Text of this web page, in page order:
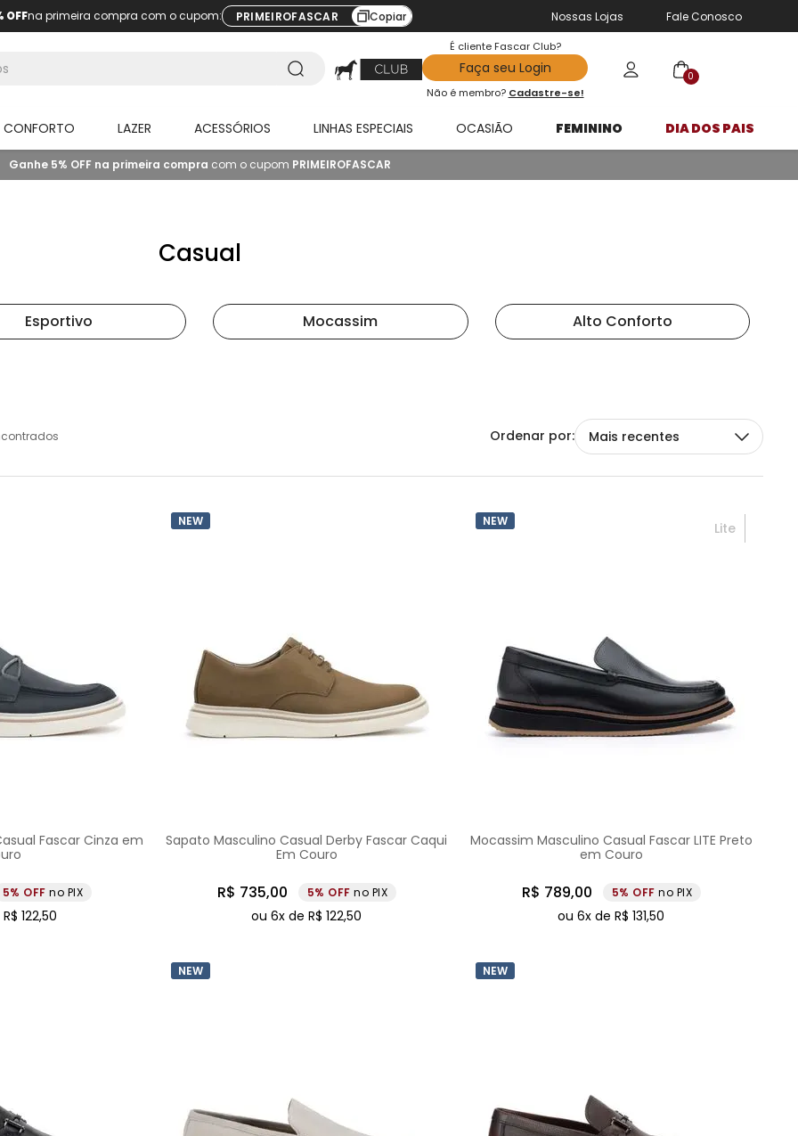
OFFna primeira compra com o cupom: PRIMEIROFASCAR Copiar Nossas Lojas Fale Conosco
É cliente Fascar Club?
Faça seu Login
Não é membro? Cadastre-se!
0
LAZER ACESSÓRIOS LINHAS ESPECIAIS OCASIÃO FEMININO DIA DOS PAIS
Ganhe 5% OFF na primeira compra com o cupom PRIMEIROFASCAR
Casual
Esportivo Mocassim Alto Conforto
Mais recentes
Fascar Cinza em
5% no PIX
R$ 122,50
NEW
Sapato Masculino Casual Derby Fascar Caqui
Em Couro
R$ 735,00 5% no PIX
ou6x deR$ 122,50
Lite
NEW
Mocassim Masculino Casual Fascar LITE Preto
em Couro
R$ 789,00 5% no PIX
ou6x deR$ 131,50
NEW NEW